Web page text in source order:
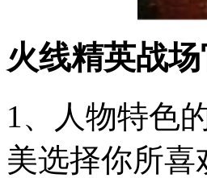
火线精英战
1、人物特色
美选择你所